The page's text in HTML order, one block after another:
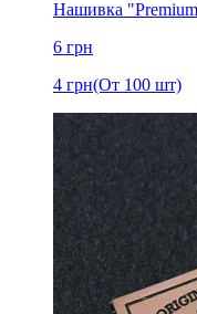
Нашивка
6 грн
4 грн(От 100 шт)